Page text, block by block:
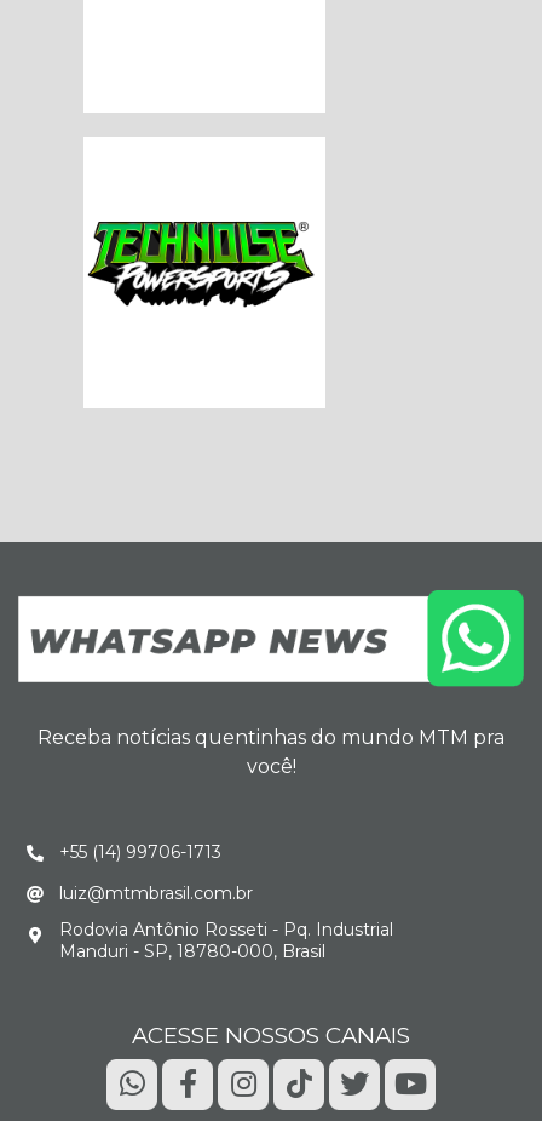
Receba notícias quentinhas do mundo MTM pra
você!
+55 (14) 99706-1713
luiz@mtmbrasil.com.br
Rodovia Antônio Rosseti - Pq. Industrial
Manduri - SP, 18780-000, Brasil
ACESSE NOSSOS CANAIS